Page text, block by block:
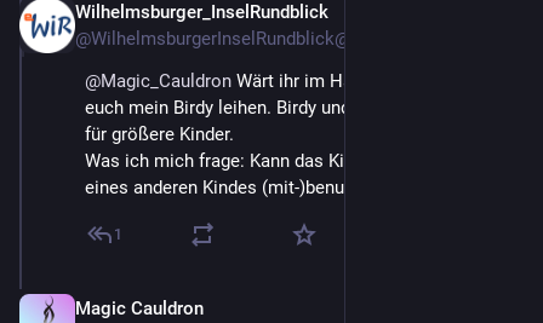
Wilhelmsburger_InselRundblick
@Magic_Cauldron Wärt ihr im Hamburg, würde ich
euch mein Birdy leihen. Birdy und Brompton gehen gut
für größere Kinder.
Was ich mich frage: Kann das Kind nicht das Rad
eines anderen Kindes (mit-)benutzen?
1
Magic Cauldron